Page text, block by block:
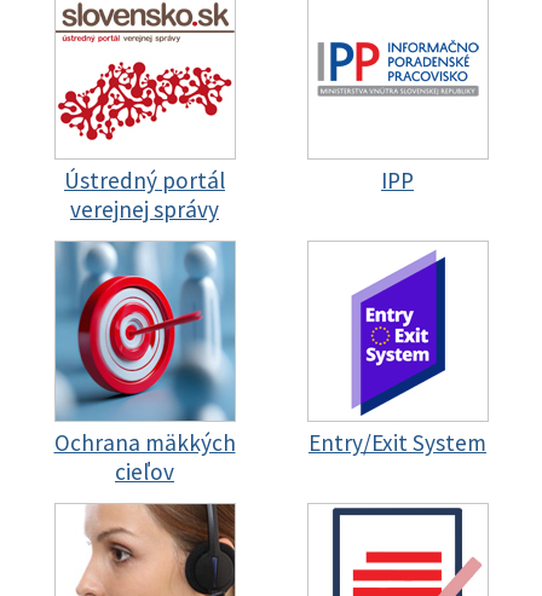
Ústredný portál
verejnej správy
IPP
Ochrana mäkkých
cieľov
Entry/Exit System